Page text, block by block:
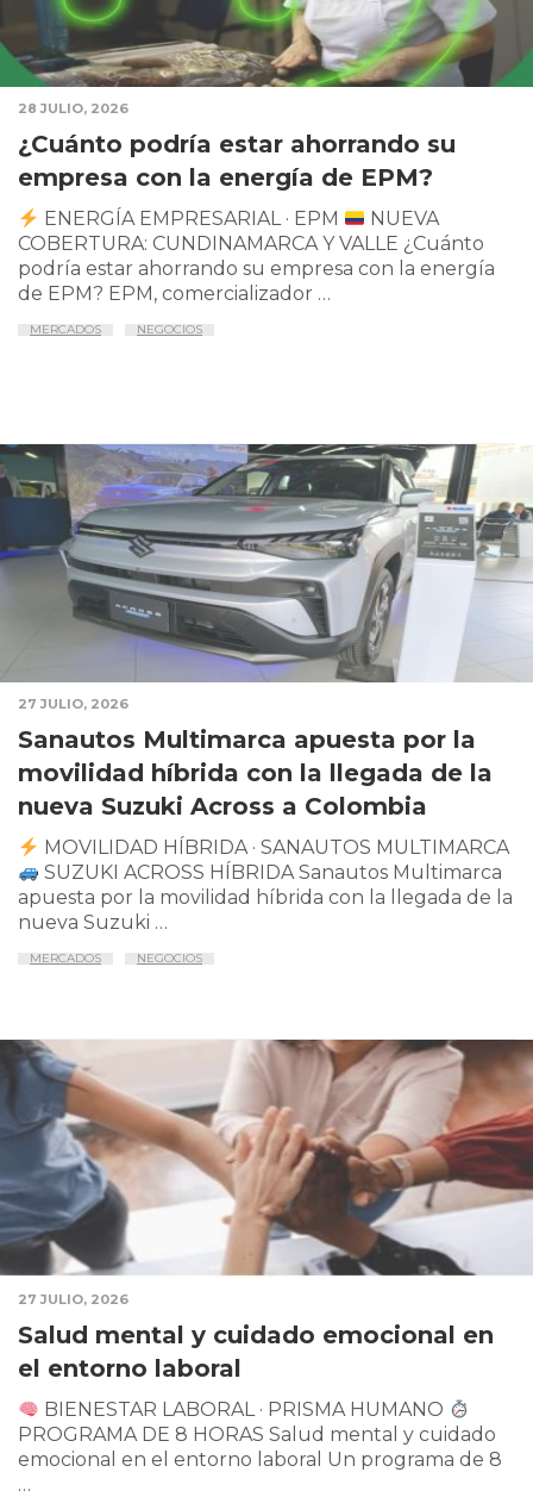
28 JULIO, 2026
¿Cuánto podría estar ahorrando su
empresa con la energía de EPM?
ENERGÍA EMPRESARIAL · EPM
NUEVA
COBERTURA: CUNDINAMARCA Y VALLE ¿Cuánto
podría estar ahorrando su empresa con la energía
de EPM? EPM, comercializador …
MERCADOS NEGOCIOS
27 JULIO, 2026
Sanautos Multimarca apuesta por la
movilidad híbrida con la llegada de la
nueva Suzuki Across a Colombia
MOVILIDAD HÍBRIDA · SANAUTOS MULTIMARCA
SUZUKI ACROSS HÍBRIDA Sanautos Multimarca
apuesta por la movilidad híbrida con la llegada de la
nueva Suzuki …
MERCADOS NEGOCIOS
27 JULIO, 2026
Salud mental y cuidado emocional en
el entorno laboral
BIENESTAR LABORAL · PRISMA HUMANO
PROGRAMA DE 8 HORAS Salud mental y cuidado
emocional en el entorno laboral Un programa de 8
…